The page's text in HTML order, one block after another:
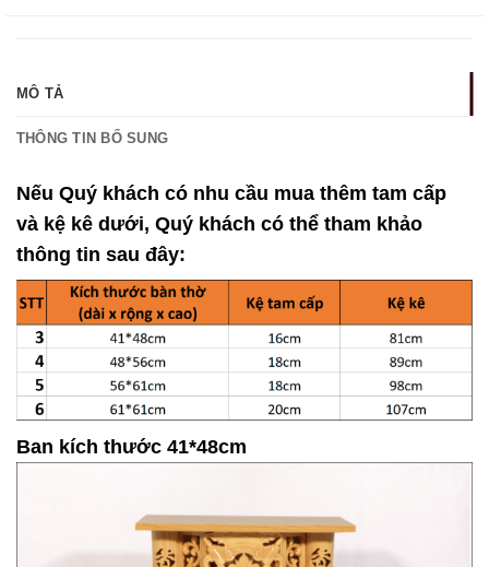
MÔ TẢ
THÔNG TIN BỔ SUNG
Nếu Quý khách có nhu cầu mua thêm tam cấp
và kệ kê dưới, Quý khách có thể tham khảo
thông tin sau đây:
Ban kích thước 41*48cm